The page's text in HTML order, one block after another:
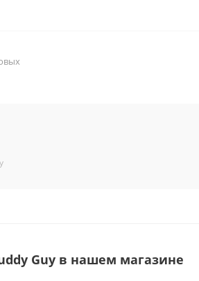
Guy в нашем магазине